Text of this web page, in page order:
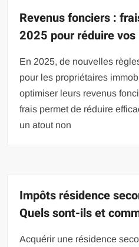
Revenus fonciers :
2025 pour réduire
En 2025, de nouvelles
pour les propriétaires
optimiser leurs revenus
frais permet de réduire
un atout non
Impôts résidence
Quels sont-ils et
Acquérir une résidence